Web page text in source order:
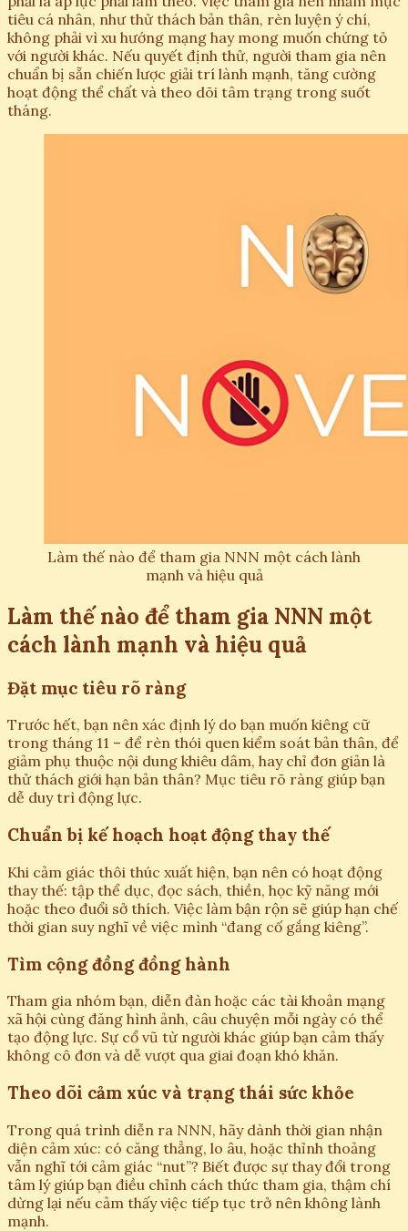
tiêu cá nhân, như thử thách bản thân, rèn luyện ý chí,
không phải vì xu hướng mạng hay mong muốn chứng tỏ
với người khác. Nếu quyết định thử, người tham gia nên
chuẩn bị sẵn chiến lược giải trí lành mạnh, tăng cường
hoạt động thể chất và theo dõi tâm trạng trong suốt
tháng.
Làm thế nào để tham gia NNN một cách lành
mạnh và hiệu quả
Làm thế nào để tham gia NNN một
cách lành mạnh và hiệu quả
Đặt mục tiêu rõ ràng
Trước hết, bạn nên xác định lý do bạn muốn kiêng cữ
trong tháng 11 – để rèn thói quen kiểm soát bản thân, để
giảm phụ thuộc nội dung khiêu dâm, hay chỉ đơn giản là
thử thách giới hạn bản thân? Mục tiêu rõ ràng giúp bạn
dễ duy trì động lực.
Chuẩn bị kế hoạch hoạt động thay thế
Khi cảm giác thôi thúc xuất hiện, bạn nên có hoạt động
thay thế: tập thể dục, đọc sách, thiền, học kỹ năng mới
hoặc theo đuổi sở thích. Việc làm bận rộn sẽ giúp hạn chế
thời gian suy nghĩ về việc mình “đang cố gắng kiêng”.
Tìm cộng đồng đồng hành
Tham gia nhóm bạn, diễn đàn hoặc các tài khoản mạng
xã hội cùng đăng hình ảnh, câu chuyện mỗi ngày có thể
tạo động lực. Sự cổ vũ từ người khác giúp bạn cảm thấy
không cô đơn và dễ vượt qua giai đoạn khó khăn.
Theo dõi cảm xúc và trạng thái sức khỏe
Trong quá trình diễn ra NNN, hãy dành thời gian nhận
diện cảm xúc: có căng thẳng, lo âu, hoặc thỉnh thoảng
vẫn nghĩ tới cảm giác “nut”? Biết được sự thay đổi trong
tâm lý giúp bạn điều chỉnh cách thức tham gia, thậm chí
dừng lại nếu cảm thấy việc tiếp tục trở nên không lành
mạnh.